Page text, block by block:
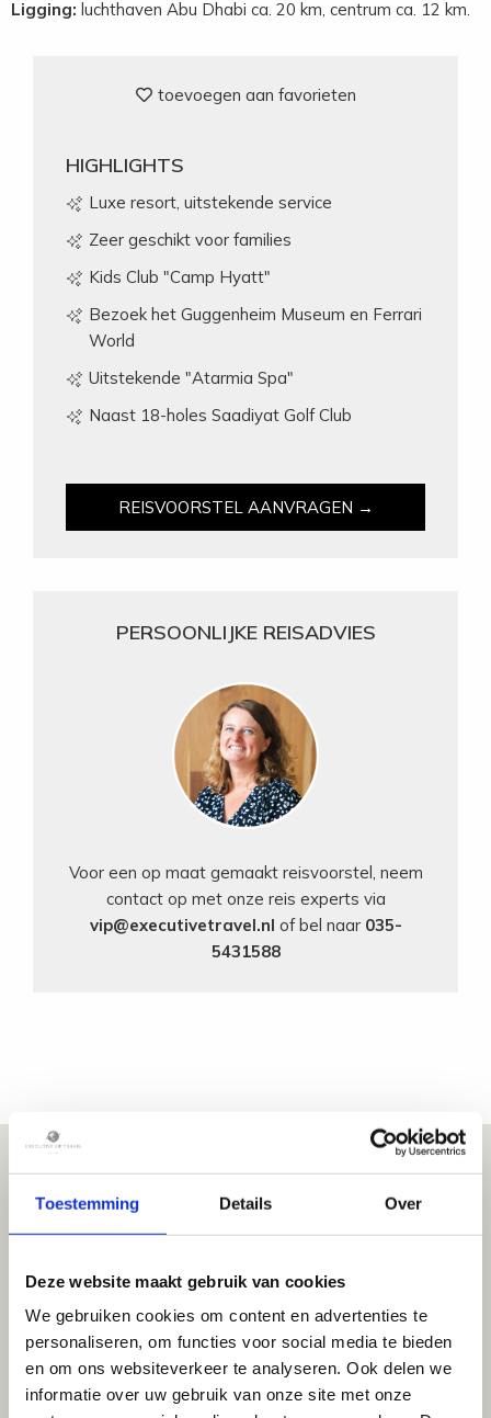
Toestemming Details Over
Deze website maakt gebruik van cookies
We gebruiken cookies om content en advertenties te
personaliseren, om functies voor social media te bieden
en om ons websiteverkeer te analyseren. Ook delen we
informatie over uw gebruik van onze site met onze
Ligging: luchthaven Abu Dhabi ca. 20 km, centrum ca. 12 km.
toevoegen aan favorieten
HIGHLIGHTS
Luxe resort, uitstekende service
Zeer geschikt voor families
Kids Club "Camp Hyatt"
Bezoek het Guggenheim Museum en Ferrari
World
Uitstekende "Atarmia Spa"
Naast 18-holes Saadiyat Golf Club
REISVOORSTEL AANVRAGEN →
PERSOONLIJKE REISADVIES
Voor een op maat gemaakt reisvoorstel, neem
contact op met onze reis experts via
vip@executivetravel.nl of bel naar 035-
5431588